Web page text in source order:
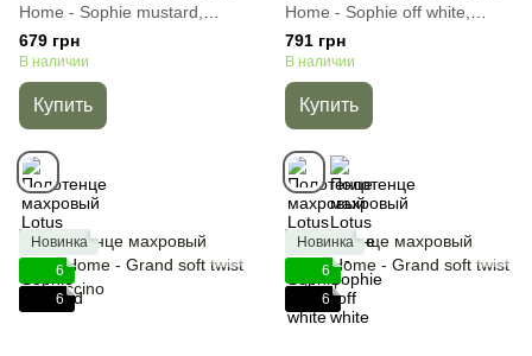
Home - Sophie mustard,
Горчичный, 50х90 см, Для
лица
679 грн
В наличии
Купить
Home - Sophie off white,
Молочный, 50х90 см, Для
лица
791 грн
В наличии
Купить
Новинка
6
6
Новинка
6
6